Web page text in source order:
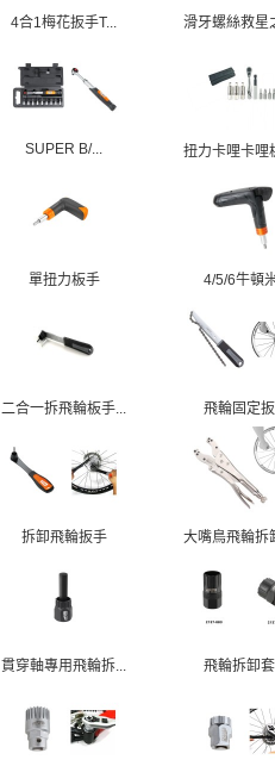
4合1梅花扳手T... 滑牙螺絲救星
SUPER B/... 扭力卡哩卡哩
單扭力板手 4/5/6牛頓
二合一拆飛輪板手... 飛輪固定
拆卸飛輪扳手 大嘴鳥飛輪拆
貫穿軸專用飛輪拆... 飛輪拆卸